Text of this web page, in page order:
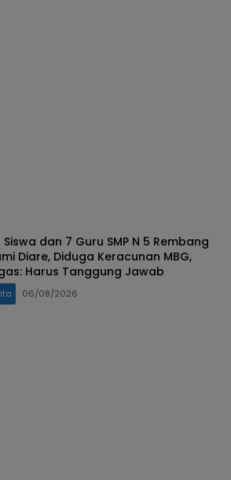
Siswa dan 7 Guru SMP N 5 Rembang
Diare, Diduga Keracunan MBG,
Harus Tanggung Jawab
06/08/2026